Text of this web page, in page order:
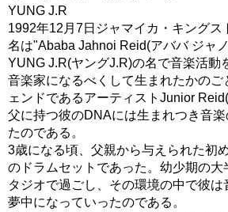
YUNG J.R
1992年12月7日ジャマイカ・キングス
名は"Ababa Jahnoi Reid(アババ ジャノ
YUNG J.R(ヤングJ.R)の名で音楽活動
音楽家になるべくして生まれたかのご
ェンドであるアーティストJunior
父に持つ彼のDNAには生まれつき音
たのである。
3歳になる頃、父親から与えられた初
のドラムセットであった。幼少期の大
タジオで過ごし、その環境の中で彼は
夢中になっていったのである。